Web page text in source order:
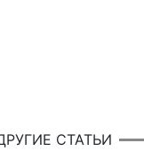
СТАТЬИ